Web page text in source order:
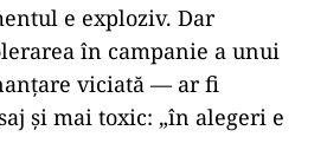
e exploziv. Dar
în campanie a unui
viciată — ar fi
și mai toxic: „în alegeri e